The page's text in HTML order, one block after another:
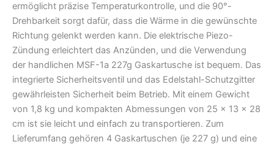
ermöglicht präzise Temperaturkontrolle, und die 90°-
Drehbarkeit sorgt dafür, dass die Wärme in die gewünschte
Richtung gelenkt werden kann. Die elektrische Piezo-
Zündung erleichtert das Anzünden, und die Verwendung
der handlichen MSF-1a 227g Gaskartusche ist bequem. Das
integrierte Sicherheitsventil und das Edelstahl-Schutzgitter
gewährleisten Sicherheit beim Betrieb. Mit einem Gewicht
von 1,8 kg und kompakten Abmessungen von 25 x 13 x 28
cm ist sie leicht und einfach zu transportieren. Zum
Lieferumfang gehören 4 Gaskartuschen (je 227 g) und eine